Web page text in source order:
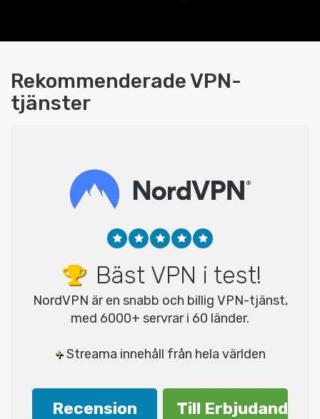
Rekommenderade VPN-
tjänster
Bäst VPN i test!
NordVPN är en snabb och billig VPN-tjänst,
med 6000+ servrar i 60 länder.
+Streama innehåll från hela världen
Recension Till Erbjudande!